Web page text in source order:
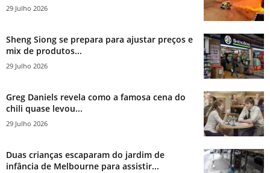
29 Julho 2026
Sheng Siong se prepara para ajustar preços e
mix de produtos...
29 Julho 2026
Greg Daniels revela como a famosa cena do
chili quase levou...
29 Julho 2026
Duas crianças escaparam do jardim de
infância de Melbourne para assistir...